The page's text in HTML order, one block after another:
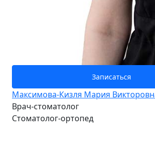
Записаться
Максимова-Кизля Мария
Врач-стоматолог
Стоматолог-ортопед